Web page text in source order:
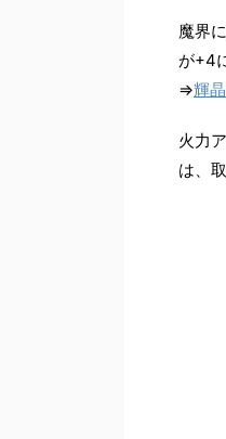
魔界
が+4
⇒輝
火力
は、